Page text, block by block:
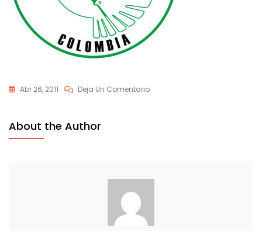
Abr 26, 2011 Deja Un ComentarioEn
About the Author